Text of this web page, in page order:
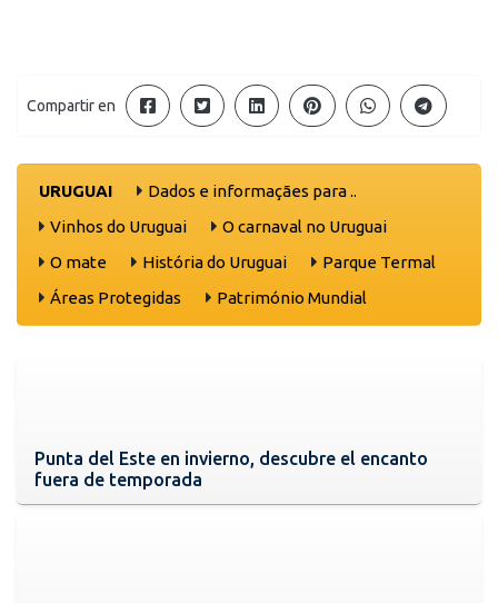
Compartir en
URUGUAI
Dados e informaçães para ..
Vinhos do Uruguai
O carnaval no Uruguai
O mate
História do Uruguai
Parque Termal
Áreas Protegidas
Património Mundial
Punta del Este en invierno, descubre el encanto
fuera de temporada